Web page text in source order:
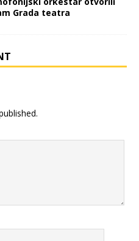
Grada teatra